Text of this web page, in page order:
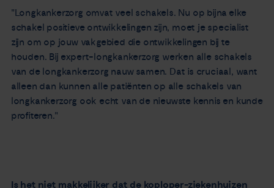
"Longkankerzorg omvat veel schakels. Nu op bijna elke
schakel positieve ontwikkelingen zijn, moet je specialist
zijn om op jouw vakgebied die ontwikkelingen bij te
houden. Bij expert-longkankerzorg werken alle schakels
van de longkankerzorg nauw samen. Dat is cruciaal, want
alleen dan kunnen alle patiënten op alle schakels van
longkankerzorg ook echt van de nieuwste kennis en kunde
profiteren."
Is het niet makkelijker dat de koploper-ziekenhuizen